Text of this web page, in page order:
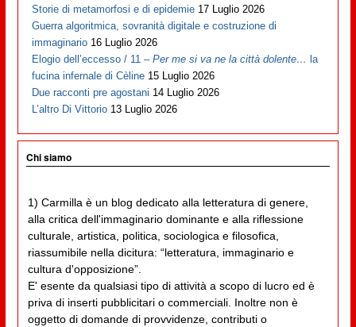
Storie di metamorfosi e di epidemie 17 Luglio 2026
Guerra algoritmica, sovranità digitale e costruzione di
immaginario 16 Luglio 2026
Elogio dell’eccesso / 11 –Per me si va ne la città dolente… la
fucina infernale di Cèline 15 Luglio 2026
Due racconti pre agostani 14 Luglio 2026
L’altro Di Vittorio 13 Luglio 2026
Chi siamo
1) Carmilla è un blog dedicato alla letteratura di genere,
alla critica dell'immaginario dominante e alla riflessione
culturale, artistica, politica, sociologica e filosofica,
riassumibile nella dicitura: “letteratura, immaginario e
cultura d'opposizione”.
E' esente da qualsiasi tipo di attività a scopo di lucro ed è
priva di inserti pubblicitari o commerciali. Inoltre non è
oggetto di domande di provvidenze, contributi o